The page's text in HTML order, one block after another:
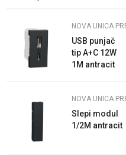
USB punjač
tip A+C 12W
1M antracit
Slepi modul
1/2M antracit